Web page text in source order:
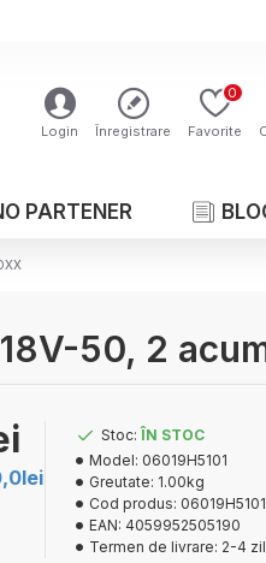
Login Înregistrare Favorite
0
PARTENER
50, 2
Stoc: ÎN STOC
Model: 06019H5101
Greutate: 1.00kg
Cod produs: 06019H5101
EAN: 4059952505190
Termen de livrare: 2-4